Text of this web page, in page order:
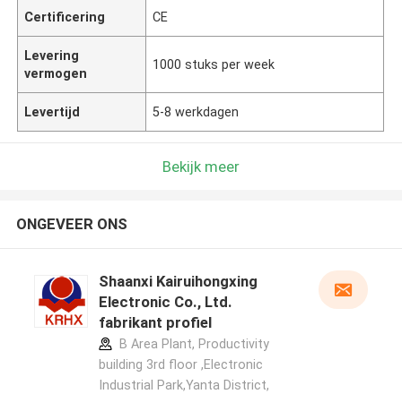
Certificering CE
Levering
vermogen
1000 stuks per week
Levertijd 5-8 werkdagen
Bekijk meer
ONGEVEER ONS
Shaanxi Kairuihongxing
Electronic Co., Ltd.
fabrikant profiel
B Area Plant, Productivity
building 3rd floor ,Electronic
Industrial Park,Yanta District,